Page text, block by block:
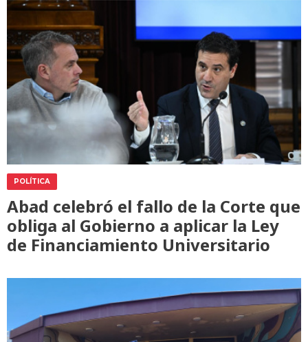
POLÍTICA
Abad celebró el fallo de la Corte que
obliga al Gobierno a aplicar la Ley
de Financiamiento Universitario